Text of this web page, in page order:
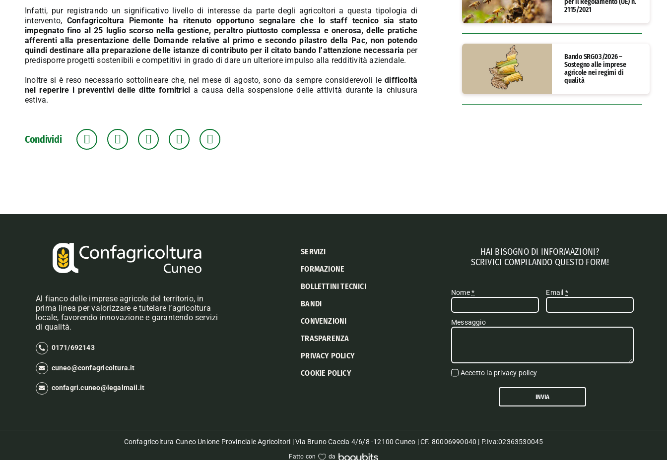
Infatti, pur registrando un significativo livello di interesse da parte degli agricoltori a questa tipologia di
intervento, Confagricoltura Piemonte ha ritenuto opportuno segnalare che lo staff tecnico sia stato
impegnato fino al 25 luglio scorso nella gestione, peraltro piuttosto complessa e onerosa, delle pratiche
afferenti alla presentazione delle Domande relative al primo e secondo pilastro della Pac, non potendo
quindi destinare alla preparazione delle istanze di contributo per il citato bando l’attenzione necessaria per
predisporre progetti sostenibili e competitivi in grado di dare un ulteriore impulso alla redditività aziendale.
Inoltre si è reso necessario sottolineare che, nel mese di agosto, sono da sempre considerevoli ledifficoltà
nel reperire i preventivi delle ditte fornitrici a causa della sospensione delle attività durante la chiusura
estiva.
Condividi
per il Regolamento (UE) n.
2115/2021
Bando SRG03/2026 –
Sostegno alle imprese
agricole nei regimi di
qualità
Al fianco delle imprese agricole del territorio, in
prima linea per valorizzare e tutelare l’agricoltura
locale, favorendo innovazione e garantendo servizi
di qualità.
0171/692143
cuneo@confagricoltura.it
confagri.cuneo@legalmail.it
SERVIZI
FORMAZIONE
BOLLETTINI TECNICI
BANDI
CONVENZIONI
TRASPARENZA
PRIVACY POLICY
COOKIE POLICY
HAI BISOGNO DI INFORMAZIONI?
SCRIVICI COMPILANDO QUESTO FORM!
Nome* Email *
Messaggio
Accetto la privacy policy
INVIA
Confagricoltura Cuneo Unione Provinciale Agricoltori | Via Bruno Caccia 4/6/8 -12100 Cuneo | CF. 80006990040 | P.Iva:02363530045
Fatto con da